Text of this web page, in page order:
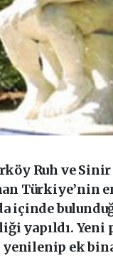
Ruh ve Sinir
Türkiye’nin
içinde
yapıldı. Yeni
yenilenip ek